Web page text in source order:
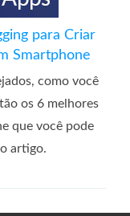
para Criar
Smartphone
como você
os 6 melhores
que você pode
artigo.